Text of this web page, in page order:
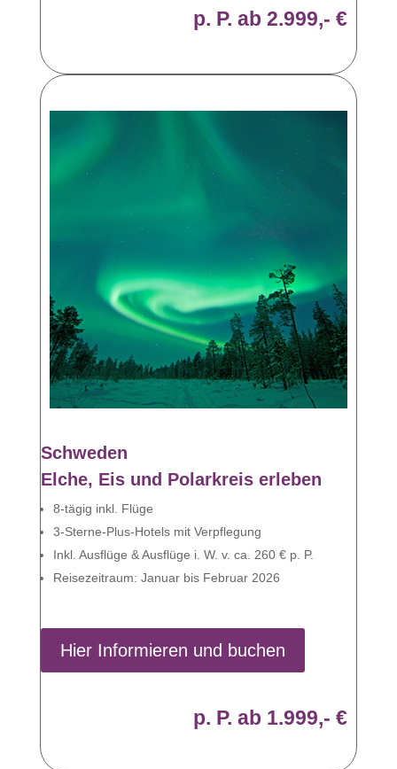
p. P. ab 2.999,- €
Schweden
Elche, Eis und Polarkreis erleben
8-tägig inkl. Flüge
3-Sterne-Plus-Hotels mit Verpflegung
Inkl. Ausflüge & Ausflüge i. W. v. ca. 260 € p. P.
Reisezeitraum: Januar bis Februar 2026
Hier Informieren und buchen
p. P. ab 1.999,- €